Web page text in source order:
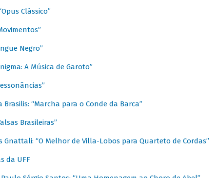
Clássico”
Negro”
A Música de Garoto”
Brasilis: “Marcha para o Conde da Barca”
Brasileiras”
Gnattali: “O Melhor de Villa-Lobos para Quarteto de Cordas”
da UFF